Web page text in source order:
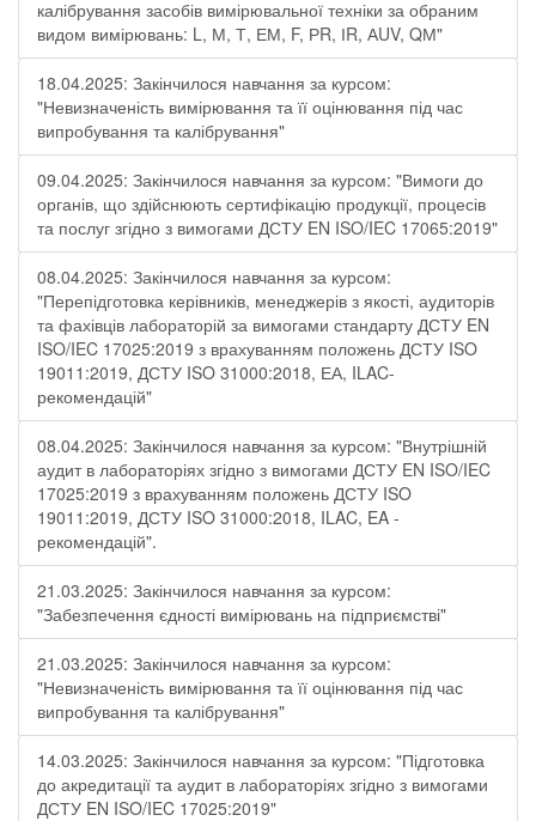
калібрування засобів вимірювальної техніки за обраним
видом вимірювань: L, М, Т, ЕМ, F, РR, ІR, АUV, QМ"
18.04.2025: Закінчилося навчання за курсом:
"Невизначеність вимірювання та її оцінювання під час
випробування та калібрування"
09.04.2025: Закінчилося навчання за курсом: "Вимоги до
органів, що здійснюють сертифікацію продукції, процесів
та послуг згідно з вимогами ДСТУ EN ISO/IEC 17065:2019"
08.04.2025: Закінчилося навчання за курсом:
"Перепідготовка керівників, менеджерів з якості, аудиторів
та фахівців лабораторій за вимогами стандарту ДСТУ EN
ISO/IEC 17025:2019 з врахуванням положень ДСТУ ISO
19011:2019, ДСТУ ISO 31000:2018, ЕА, ILAC-
рекомендацій"
08.04.2025: Закінчилося навчання за курсом: "Внутрішній
аудит в лабораторіях згідно з вимогами ДСТУ EN ISO/IEC
17025:2019 з врахуванням положень ДСТУ ISO
19011:2019, ДСТУ ISO 31000:2018, ILAC, EA -
рекомендацій".
21.03.2025: Закінчилося навчання за курсом:
"Забезпечення єдності вимірювань на підприємстві"
21.03.2025: Закінчилося навчання за курсом:
"Невизначеність вимірювання та її оцінювання під час
випробування та калібрування"
14.03.2025: Закінчилося навчання за курсом: "Підготовка
до акредитації та аудит в лабораторіях згідно з вимогами
ДСТУ EN ISO/IEC 17025:2019"